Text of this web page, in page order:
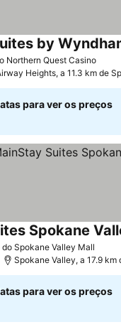
Northern Quest Casino
Heights, a 11.3 km de
para ver os preços
do Spokane Valley Mall
Spokane
Spokane Valley, a 17.9 km
para ver os preços